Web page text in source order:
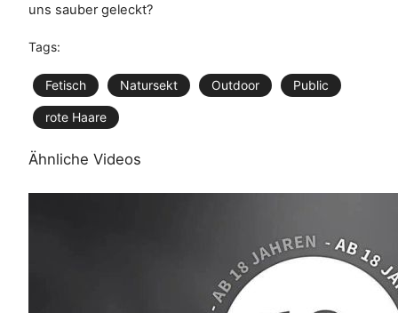
uns sauber geleckt?
Tags:
Fetisch Natursekt Outdoor Public
rote Haare
Ähnliche Videos